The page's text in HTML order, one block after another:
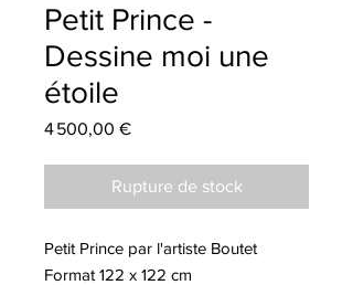
Petit Prince -
Dessine moi une
étoile
4 500,00 €Prix
Rupture de stock
Petit Prince par l'artiste Boutet
Format 122 x 122 cm